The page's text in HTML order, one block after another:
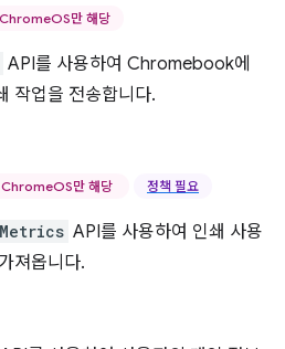
ChromeOS만 해당
API를 사용하여 Chromebook에
작업을 전송합니다.
ChromeOS만 해당 정책 필요
API를 사용하여 인쇄 사용
져옵니다.